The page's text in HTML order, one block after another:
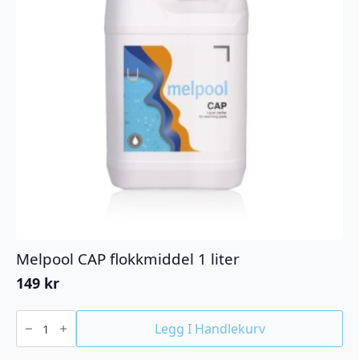
Melpool CAP flokkmiddel 1 liter
149 kr
Melpool
CAP
flokkmiddel
1
Legg I Handlekurv